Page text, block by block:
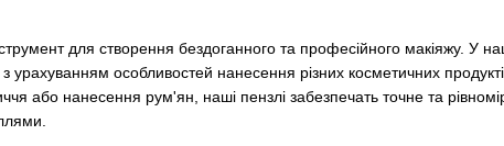
для створення бездоганного та професійного макіяжу. У
з урахуванням особливостей нанесення різних косметичних
або нанесення рум'ян, наші пензлі забезпечать точне та